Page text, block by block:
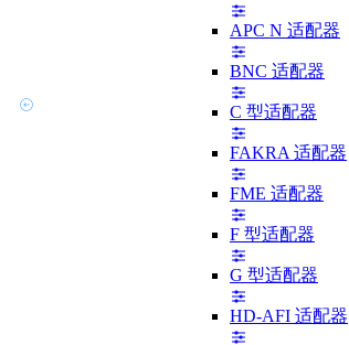
APC N 适配器
BNC 适配器
C 型适配器
FAKRA 适配器
FME 适配器
F 型适配器
G 型适配器
HD-AFI 适配器